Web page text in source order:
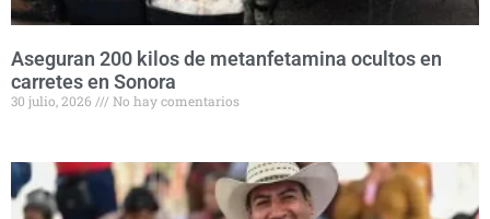
Aseguran 200 kilos de metanfetamina ocultos en
carretes en Sonora
30 julio, 2026 No hay comentarios